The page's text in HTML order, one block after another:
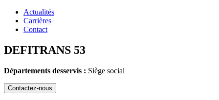
Actualités
Carrières
Contact
DEFITRANS 53
Départements desservis : Siège social
Contactez-nous